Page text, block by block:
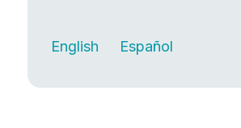
English Español